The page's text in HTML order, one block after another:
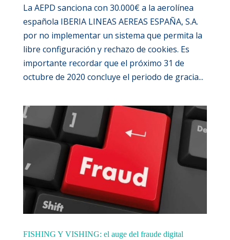
La AEPD sanciona con 30.000€ a la aerolínea
española IBERIA LINEAS AEREAS ESPAÑA, S.A.
por no implementar un sistema que permita la
libre configuración y rechazo de cookies. Es
importante recordar que el próximo 31 de
octubre de 2020 concluye el periodo de gracia...
FISHING Y VISHING: el auge del fraude digital